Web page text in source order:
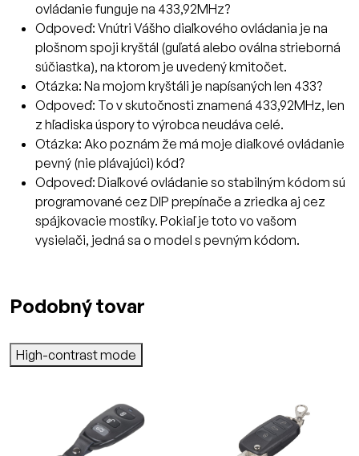
ovládanie funguje na 433,92MHz?
Odpoveď: Vnútri Vášho diaľkového ovládania je na
plošnom spoji kryštál (guľatá alebo oválna strieborná
súčiastka), na ktorom je uvedený kmitočet.
Otázka: Na mojom kryštáli je napísaných len 433?
Odpoveď: To v skutočnosti znamená 433,92MHz, len
z hľadiska úspory to výrobca neudáva celé.
Otázka: Ako poznám že má moje diaľkové ovládanie
pevný (nie plávajúci) kód?
Odpoveď: Diaľkové ovládanie so stabilným kódom sú
programované cez DIP prepínače a zriedka aj cez
spájkovacie mostíky. Pokiaľ je toto vo vašom
vysielači, jedná sa o model s pevným kódom.
Podobný tovar
High-contrast mode